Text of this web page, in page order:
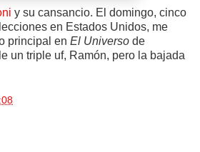
y su cansancio. El domingo, cinco
en Estados Unidos, me
principal en El Universo de
un triple uf, Ramón, pero la bajada